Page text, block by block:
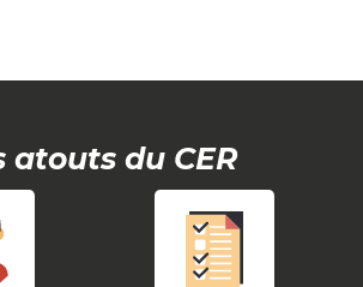
atouts du CER